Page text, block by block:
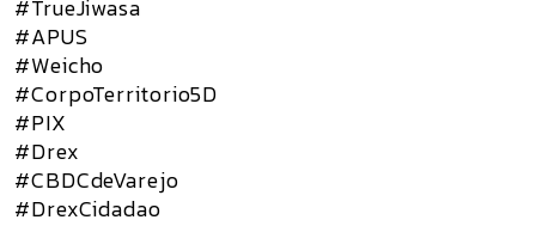
#TrueJiwasa
#APUS
#Weicho
#CorpoTerritorio5D
#PIX
#Drex
#CBDCdeVarejo
#DrexCidadao